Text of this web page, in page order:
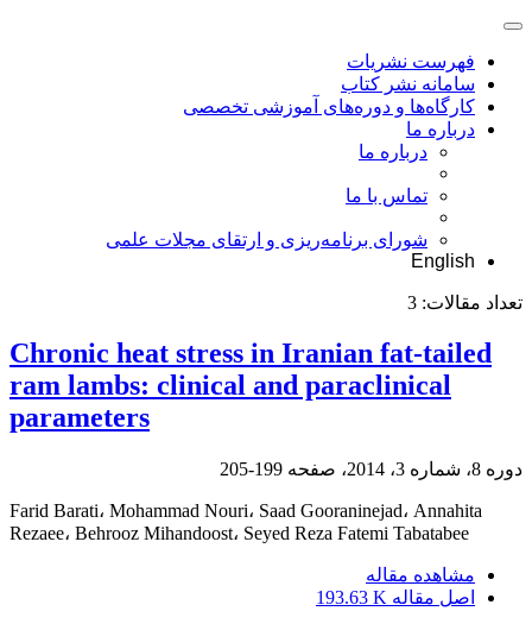
فهرست نشریات
سامانه نشر کتاب
کارگاه‌ها و دوره‌های آموزشی تخصصی
درباره ما
درباره ما
تماس با ما
شورای برنامه‌ریزی و ارتقای مجلات علمی
English
تعداد مقالات: 3
Chronic heat stress in Iranian fat-tailed
ram lambs: clinical and paraclinical
parameters
دوره 8، شماره 3، 2014، صفحه 199-205
Farid Barati، Mohammad Nouri، Saad Gooraninejad، Annahita
Rezaee، Behrooz Mihandoost، Seyed Reza Fatemi Tabatabee
مشاهده مقاله
اصل مقاله 193.63 K